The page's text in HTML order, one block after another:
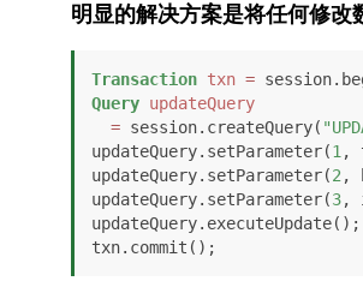
明显的解决方案是将任何修
Transaction txn =
Query updateQuery
= session.createQuery(
updateQuery.setParameter(1 ,
updateQuery.setParameter(2 ,
updateQuery.setParameter(3,
updateQuery.executeUpdate();
txn.commit();